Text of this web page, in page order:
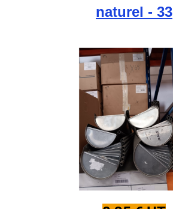
naturel - 33